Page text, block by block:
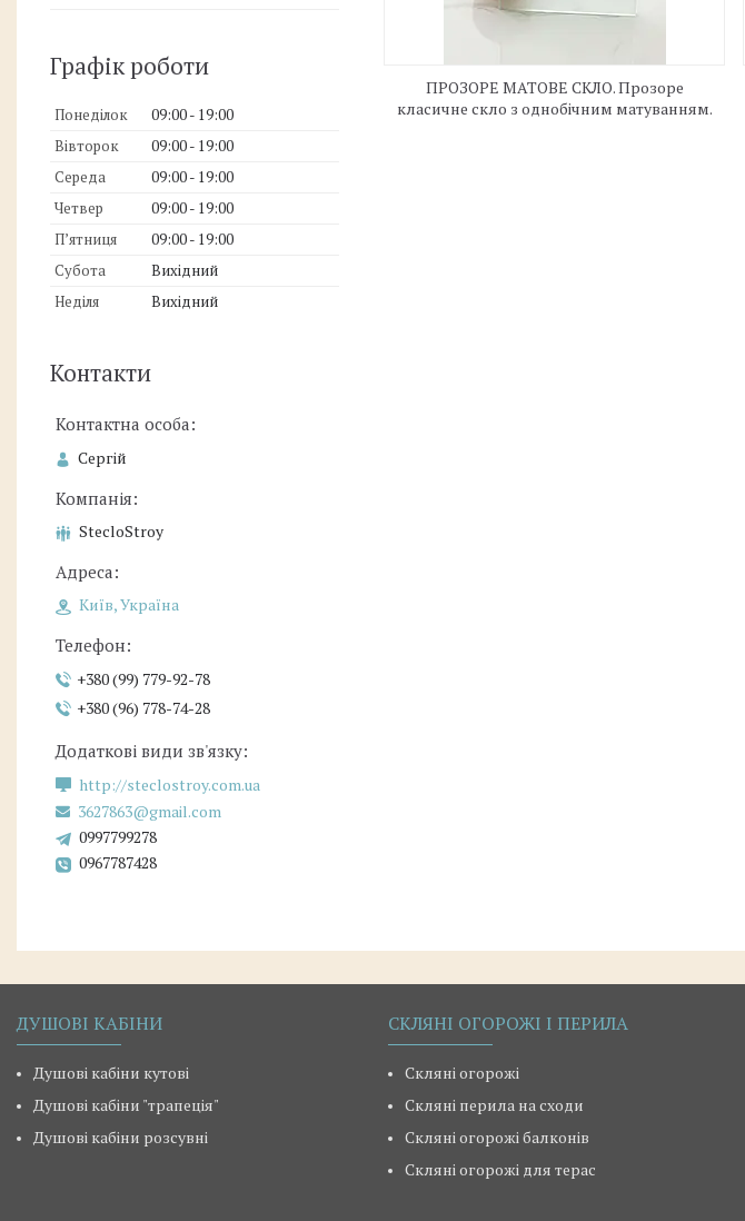
ПРОЗОРЕ МАТОВЕ СКЛО. Прозоре
класичне скло з однобічним матуванням.
Графік роботи
Понеділок 09:00
19:00
Вівторок
09:00
19:00
Середа
09:00
19:00
Четвер
09:00
19:00
Пʼятниця
09:00
19:00
Субота
Вихідний
Неділя
Вихідний
Контакти
Сергій
StecloStroy
Київ, Україна
+380 (99) 779-92-78
+380 (96) 778-74-28
http://steclostroy.com.ua
3627863@gmail.com
0997799278
0967787428
ДУШОВІ КАБІНИ
Душові кабіни кутові
Душові кабіни "трапеція"
Душові кабіни розсувні
СКЛЯНІ ОГОРОЖІ І ПЕРИЛА
Скляні огорожі
Скляні перила на сходи
Скляні огорожі балконів
Скляні огорожі для терас